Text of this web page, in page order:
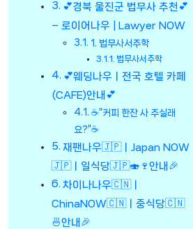
💕경북 울진군 법무사 추천💕
– 로이어나우 | Lawyer NOW
1. 법무사서주학
법무사서주학
💕웨딩나우ㅣ전국 호텔 카페
(CAFE)안내💕
☕”커피 한잔 사 주실래
요?”☕
재팬나우🇯🇵ㅣJapan NOW
🇯🇵ㅣ일식당🇯🇵🍣🍷안내🎉
차이나나우🇨🇳ㅣ
ChinaNOW🇨🇳ㅣ중식당🇨🇳
🍜안내🎉